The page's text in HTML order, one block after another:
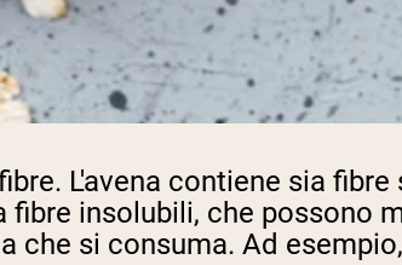
L'avena contiene sia
insolubili, che possono
che si consuma. Ad